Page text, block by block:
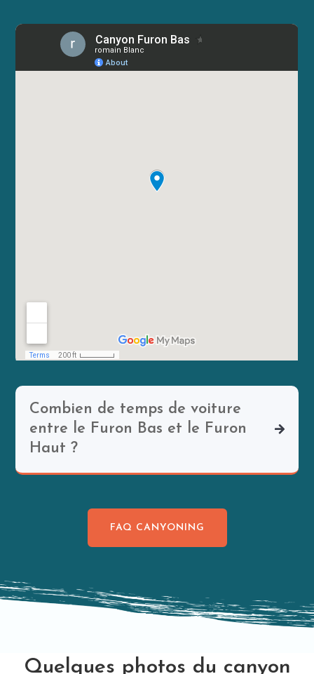
Combien de temps de voiture
entre le Furon Bas et le Furon
Haut ?
FAQ CANYONING
Quelques photos du canyon